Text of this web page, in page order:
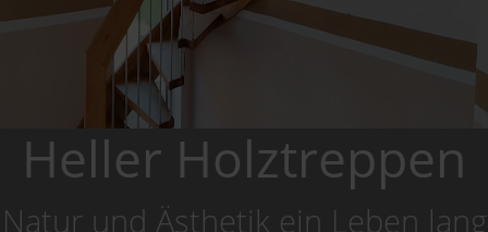
Heller Holztreppen
Natur und Ästhetik ein Leben lang